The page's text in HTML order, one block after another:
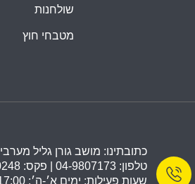
שולחנות
מטבחי חוץ
כתובתינו: מושב גורן גליל מערבי
טלפון: 04-9807173 | פקס: 04-8550248
שעות פעילות: ימים א׳-ה׳: 9:00-17:00